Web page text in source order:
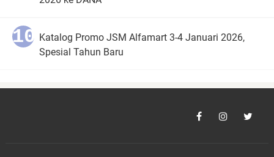
Katalog Promo JSM Alfamart 3-4 Januari 2026,
Spesial Tahun Baru